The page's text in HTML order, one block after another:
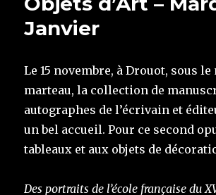
Janvier
Le 15 novembre, à Drouot, sous le
marteau, la collection de
autographes de l’écrivain et
un bel accueil. Pour ce second
tableaux et aux objets de
Des portraits de l’école française du